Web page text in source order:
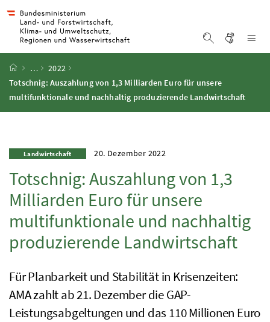
Suche
Startseite
…
2022
Totschnig: Auszahlung von 1,3 Milliarden Euro für unsere
multifunktionale und nachhaltig produzierende Landwirtschaft
Landwirtschaft 20. Dezember 2022
Totschnig: Auszahlung von 1,3
Milliarden Euro für unsere
multifunktionale und nachhaltig
produzierende Landwirtschaft
Für Planbarkeit und Stabilität in Krisenzeiten:
AMAzahlt ab 21. Dezember dieGAP-
Leistungsabgeltungen und das 110 Millionen Euro